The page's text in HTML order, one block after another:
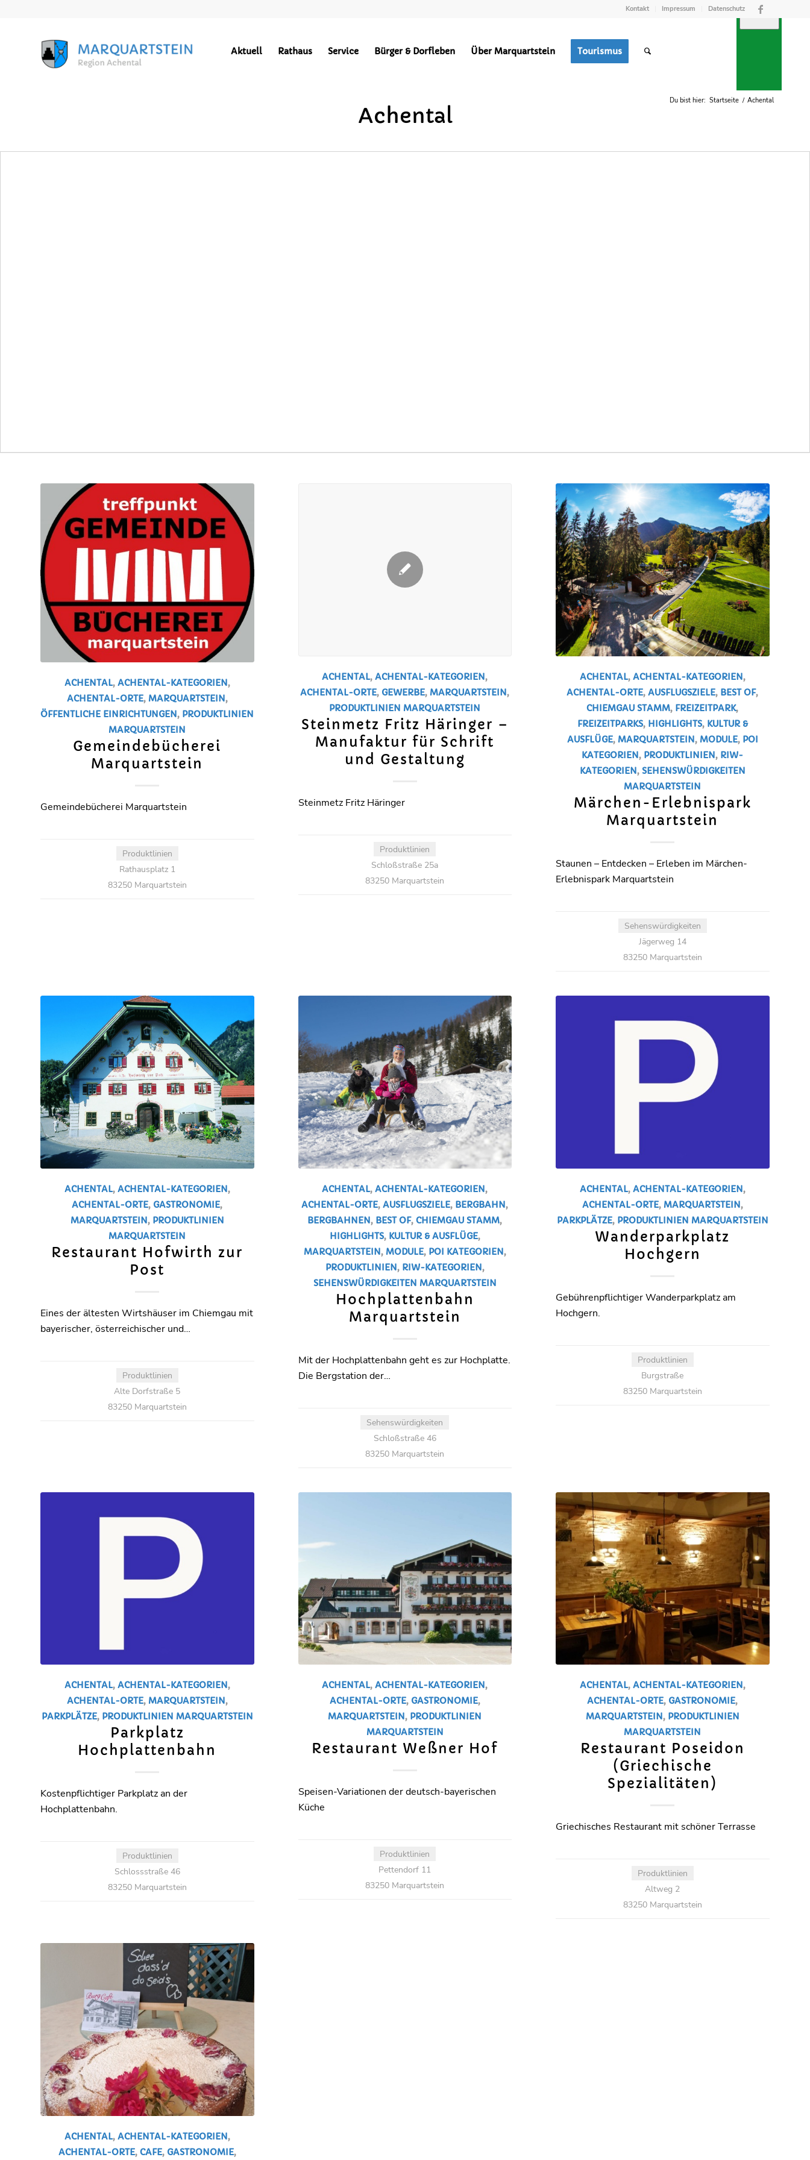
Kontakt Impressum Datenschutz
Aktuell Rathaus Service Bürger & Dorfleben Über Marquartstein Tourismus
Du bist hier: Startseite / Achental
Points of Interest in Achental
HOCHPLATTENBAHN WÄRMEVERSORGUNG
TREFFPUNKT
Achental
ACHENTAL, ACHENTAL-KATEGORIEN,
ACHENTAL-ORTE, MARQUARTSTEIN,
ÖFFENTLICHE EINRICHTUNGEN, PRODUKTLINIEN
MARQUARTSTEIN
Gemeindebücherei
Marquartstein
Gemeindebücherei Marquartstein
Produktlinien
Rathausplatz 1
83250 Marquartstein
ACHENTAL,ACHENTAL-KATEGORIEN,
ACHENTAL-ORTE, GEWERBE, MARQUARTSTEIN,
PRODUKTLINIEN MARQUARTSTEIN
Steinmetz Fritz Häringer –
Manufaktur für Schrift
und Gestaltung
Steinmetz Fritz Häringer
Produktlinien
Schloßstraße 25a
83250 Marquartstein
ACHENTAL, ACHENTAL-KATEGORIEN,
ACHENTAL-ORTE,AUSFLUGSZIELE, BEST OF,
CHIEMGAU STAMM, FREIZEITPARK,
FREIZEITPARKS, HIGHLIGHTS, KULTUR &
AUSFLÜGE, MARQUARTSTEIN, MODULE, POI
KATEGORIEN, PRODUKTLINIEN, RIW-
KATEGORIEN, SEHENSWÜRDIGKEITEN
MARQUARTSTEIN
Märchen-Erlebnispark
Marquartstein
Staunen – Entdecken – Erleben im Märchen-
Erlebnispark Marquartstein
Sehenswürdigkeiten
Jägerweg 14
83250 Marquartstein
ACHENTAL, ACHENTAL-KATEGORIEN,
ACHENTAL-ORTE, GASTRONOMIE,
MARQUARTSTEIN, PRODUKTLINIEN
MARQUARTSTEIN
Restaurant Hofwirth zur
Post
Eines der ältesten Wirtshäuser im Chiemgau mit
bayerischer, österreichischer und…
Produktlinien
Alte Dorfstraße 5
83250 Marquartstein
ACHENTAL,ACHENTAL-KATEGORIEN,
ACHENTAL-ORTE,AUSFLUGSZIELE, BERGBAHN,
BERGBAHNEN, BEST OF,CHIEMGAU STAMM,
HIGHLIGHTS, KULTUR & AUSFLÜGE,
MARQUARTSTEIN, MODULE, POI KATEGORIEN,
PRODUKTLINIEN, RIW-KATEGORIEN,
SEHENSWÜRDIGKEITEN MARQUARTSTEIN
Hochplattenbahn
Marquartstein
Mit der Hochplattenbahn geht es zur Hochplatte.
Die Bergstation der…
Sehenswürdigkeiten
Schloßstraße 46
83250 Marquartstein
ACHENTAL, ACHENTAL-KATEGORIEN,
ACHENTAL-ORTE, MARQUARTSTEIN,
PARKPLÄTZE, PRODUKTLINIEN MARQUARTSTEIN
Wanderparkplatz
Hochgern
Gebührenpflichtiger Wanderparkplatz am
Hochgern.
Produktlinien
Burgstraße
83250 Marquartstein
ACHENTAL, ACHENTAL-KATEGORIEN,
ACHENTAL-ORTE, MARQUARTSTEIN,
PARKPLÄTZE, PRODUKTLINIEN MARQUARTSTEIN
Parkplatz
Hochplattenbahn
Kostenpflichtiger Parkplatz an der
Hochplattenbahn.
Produktlinien
Schlossstraße 46
83250 Marquartstein
ACHENTAL,ACHENTAL-KATEGORIEN,
ACHENTAL-ORTE, GASTRONOMIE,
MARQUARTSTEIN, PRODUKTLINIEN
MARQUARTSTEIN
Restaurant Weßner Hof
Speisen-Variationen der deutsch-bayerischen
Küche
Produktlinien
Pettendorf 11
83250 Marquartstein
ACHENTAL, ACHENTAL-KATEGORIEN,
ACHENTAL-ORTE, GASTRONOMIE,
MARQUARTSTEIN, PRODUKTLINIEN
MARQUARTSTEIN
Restaurant Poseidon
(Griechische
Spezialitäten)
Griechisches Restaurant mit schöner Terrasse
Produktlinien
Altweg 2
83250 Marquartstein
ACHENTAL, ACHENTAL-KATEGORIEN,
ACHENTAL-ORTE, CAFE, GASTRONOMIE,